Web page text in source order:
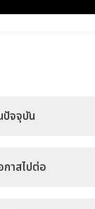
ปัจจุบัน
กาสไปต่อ